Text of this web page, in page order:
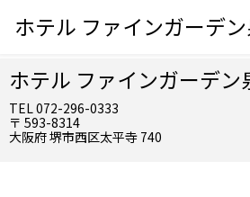
ホテル ファインガーデ
ホテル ファインガーデン
TEL 072-296-0333
〒 593-8314
大阪府 堺市西区太平寺 740